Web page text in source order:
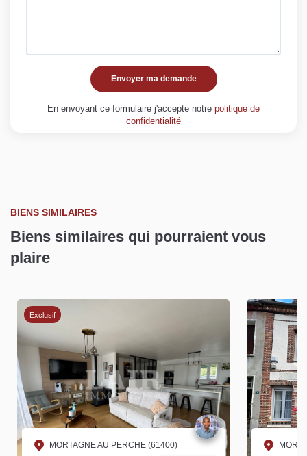
Envoyer ma demande
En envoyant ce formulaire j'accepte notre politique de
confidentialité
BIENS SIMILAIRES
Biens similaires qui pourraient vous
plaire
Exclusif
MORTAGNE AU PERCHE (61400)